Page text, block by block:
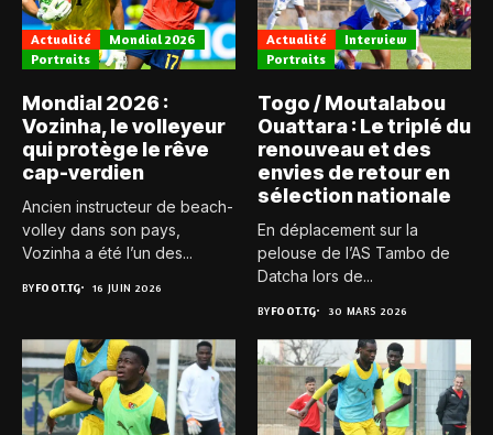
Actualité
Mondial 2026
Portraits
Mondial 2026 :
Vozinha, le volleyeur
qui protège le rêve
cap-verdien
Ancien instructeur de beach-
volley dans son pays,
Vozinha a été l’un des...
BYFOOT.TG 16 JUIN 2026
Actualité
Interview
Portraits
Togo / Moutalabou
Ouattara : Le triplé du
renouveau et des
envies de retour en
sélection nationale
En déplacement sur la
pelouse de l’AS Tambo de
Datcha lors de...
BYFOOT.TG 30 MARS 2026